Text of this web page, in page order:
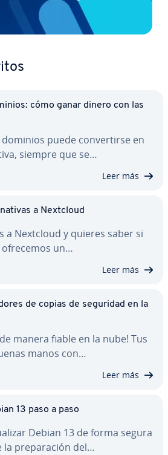
cómo ganar dinero con las
puede co­n­ve­r­ti­r­se en
siempre que se…
Leer más
a Nextcloud
a Nextcloud y quieres saber si
ofrecemos un…
Leer más
de copias de seguridad en la
manera fiable en la nube! Tus
manos con…
Leer más
13 paso a paso
Debian 13 de forma segura
la pre­pa­ra­ción del…